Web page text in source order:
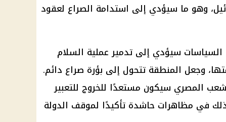
وهو ما سيؤدي إلى استدامة الصراع لعقود
سيؤدي إلى تدمير عملية السلام
وجعل المنطقة تتحول إلى بؤرة صراع دائم.
المصري سيكون مستعدًا للخروج للتعبير
في مظاهرات حاشدة تأكيدًا لموقف الدولة